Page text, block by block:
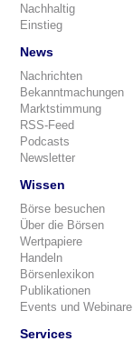
Nachhaltig
Einstieg
News
Nachrichten
Bekanntmachungen
Marktstimmung
RSS-Feed
Podcasts
Newsletter
Wissen
Börse besuchen
Über die Börsen
Wertpapiere
Handeln
Börsenlexikon
Publikationen
Events und Webinare
Services